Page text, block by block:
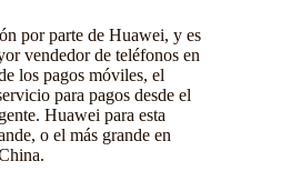
por parte de Huawei, y es
vendedor de teléfonos en
los pagos móviles, el
para pagos desde el
Huawei para esta
o el más grande en